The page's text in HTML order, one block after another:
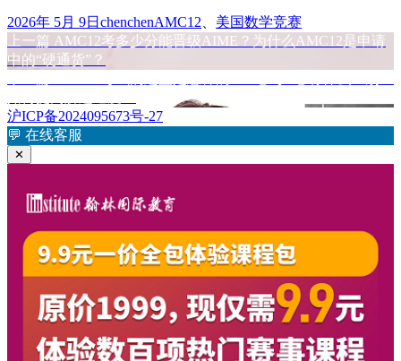
发
布
于
2026年 5月 9日 作
者
chenchen标
签
AMC12 美国数学竞赛
文
章
导
航
上一篇 上
篇
AMC12考多少分能晋级AIME？为什么AMC12是申请
中的“硬通货”？
文
章：
沪ICP备2024095673号-27
💬 在线客服
✕